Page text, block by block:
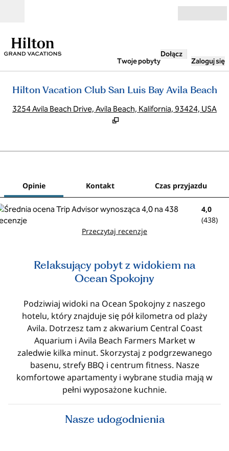
Twoje pobyty
Dołącz
Zaloguj się
Hilton Vacation Club San Luis Bay Avila Beach
3254 Avila Beach Drive, Avila Beach, Kalifornia, 93424, USA
Opinie Kontakt Czas przyjazdu
4,0
(438)
Przeczytaj recenzje
Relaksujący pobyt z widokiem na
Ocean Spokojny
Podziwiaj widoki na Ocean Spokojny z naszego
hotelu, który znajduje się pół kilometra od plaży
Avila. Dotrzesz tam z akwarium Central Coast
Aquarium i Avila Beach Farmers Market w
zaledwie kilka minut. Skorzystaj z podgrzewanego
basenu, strefy BBQ i centrum fitness. Nasze
komfortowe apartamenty i wybrane studia mają w
pełni wyposażone kuchnie.
Nasze udogodnienia